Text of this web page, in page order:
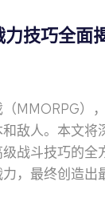
技巧全面
MMORPG）
敌人。本文将
战斗技巧的全
，最终创造出